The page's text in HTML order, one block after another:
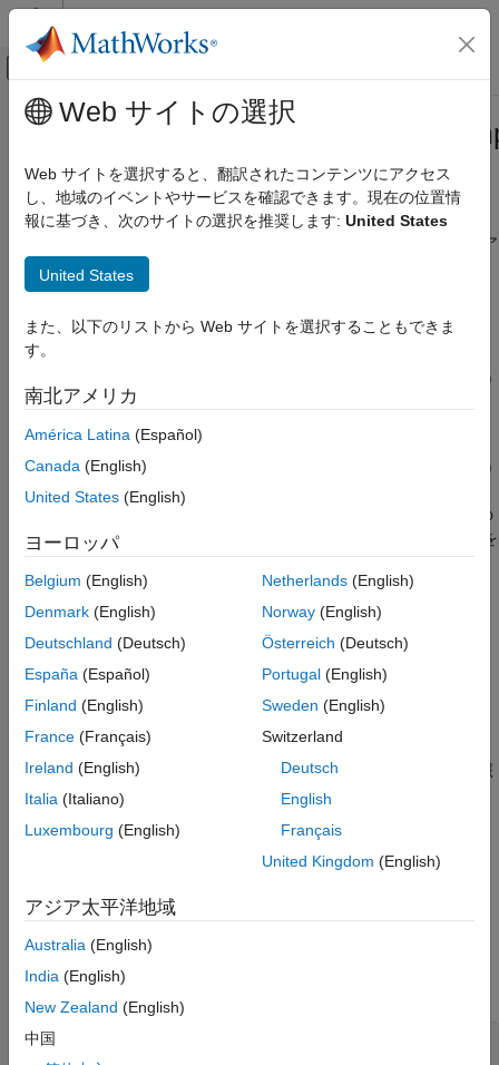
コンテンツへスキップ
オフキャンバス ナビゲーション メ
ドキュメンテーションのホーム
プログラミング
クラス
項目一覧
説明
バージョン履歴
参考
メインコンテンツ
クラス:matlab.System
入力サイズ、実数/複素数、またはデータ型が変更されたときのア
クションの実行
構文
processInputSpecificationChangeImpl(obj,input,input2, ...)
説明
processInputSpecificationChangeImpl( )
は、入力の仕様 (データ型、サイズ、実数/複素数など) が変更さ
れたときの特定のアクションを実装します。プロパティが入力の
データ型、サイズ、実数/複素数に依存する場合にこのメソッドを
使用します。
クラス情報
このメソッドはmatlab.System クラスの一部です。
実行時の詳細
はstep を使用して System object™ を実行しているときに呼び
出されます。詳細については、
詳細な呼び出しシーケンス
を参照
してください。
メソッドのオーサリングのヒント
と設定しなければなりま
せん。
入力引数
すべて展開する
Web サイトの選択
Web サイトを選択すると、翻訳されたコンテンツにアクセス
し、地域のイベントやサービスを確認できます。現在の位置情
報に基づき、次のサイトの選択を推奨します: United States
United States
また、以下のリストから Web サイトを選択することもできま
す。
南北アメリカ
América Latina (Español)
Canada (English)
United States (English)
ヨーロッパ
Belgium (English)
Denmark (English)
Deutschland (Deutsch)
España (Español)
Finland (English)
France (Français)
Ireland (English)
Italia (Italiano)
Luxembourg (English)
Netherlands(English)
Norway(English)
Österreich (Deutsch)
Portugal(English)
Sweden (English)
Switzerland
Deutsch
English
Français
United Kingdom (English)
アジア太平洋地域
Australia (English)
India (English)
New Zealand (English)
中国